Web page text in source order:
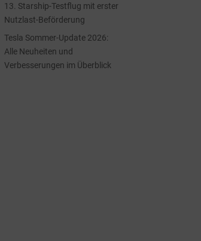
13. Starship-Testflug mit erster
Nutzlast-Beförderung
Tesla Sommer-Update 2026:
Alle Neuheiten und
Verbesserungen im Überblick